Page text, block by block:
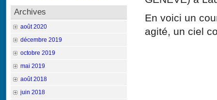
En voici un
agité, un ciel
Archives
août 2020
décembre 2019
octobre 2019
mai 2019
août 2018
juin 2018